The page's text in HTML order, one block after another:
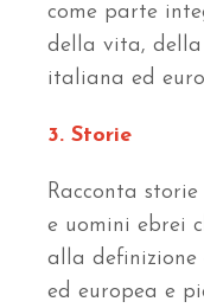
come parte
della vita,
italiana ed
3. Storie
Racconta
e uomini ebrei
alla
ed europea e